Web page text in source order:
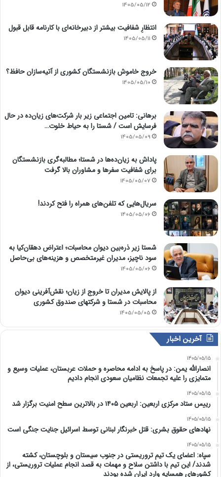
1405/05/12
انتظارِ شفافیت بیشتر از دبیرخانه‌ای با کارنامه قابل قبول
1405/05/11
خروج خاموش بازنشستگان کشوری از آتیه‌سازان حافظ؟
1405/05/10
برهانی: تامین اجتماعی زیر بار شرکت‌های زیان‌ده در حال
فرسایش است / شستا را به حیاط خلوت…
1405/05/09
پاداش به زیان‌ده‌ها در شستا؛ مطالبه‌گری بازنشستگان
برای شفافیت سفرها و مشاوران بالا گرفت
1405/05/07
سریال‌هایی که تلفن‌های همراه را فتح کردند!
1405/05/06
شستا زیر ذره‌بین دیوان محاسبات؛ اعتراض دهقان‌کیا به
سود ناچیز، مدیران غیرمتخصص و هزینه‌های بی‌حاصل
1405/05/06
از پالایش مدیران تا خروج از زیان؛ نقش‌آفرینی دیوان
محاسبات در شستا و شرکتهای صندوق کشوری
1405/05/05
آخرین اخبار
1405/05/15
انصارالله یمن: در پاسخ به ادامه محاصره و حملات عربستان، عملیات وسیع و
متمایزی را علیه تجمعات نظامیان سعودی انجام دادیم
1405/05/15
رییس ستاد مرکزی اربعین: اربعین ۱۴۰۵ در بالاترین سطح امنیت برگزار شد
1405/05/15
نهادهای حقوق بشری: قتل خبرنگار لبنانی توسط اسرائیل جنایت جنگی است
1405/05/15
سپاه: اعضای یک تیم تروریستی در جنوب سیستان و بلوچستان، کشته
شدند/ این تیم با داشتن سلاح و مهمات به قصد انجام عملیات تروریستی، از
کشورهای همسایه وارد ایران شده بودند